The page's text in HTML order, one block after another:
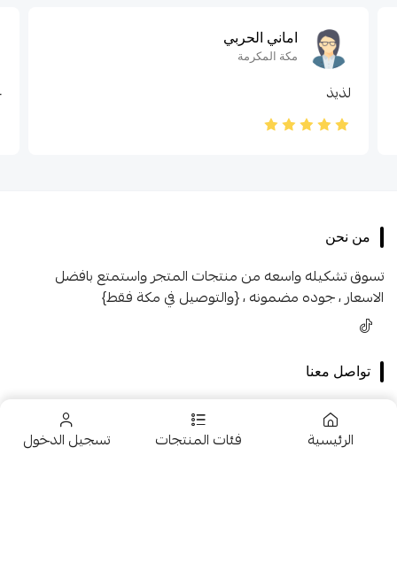
الرئيسية فئات المنتجات تسجيل الدخول
اماني الحربي
مكة المكرمة
لذيذ
من نحن
تسوق تشكيله واسعه من منتجات المتجر واستمتع بافضل
الاسعار ، جوده مضمونه ، {والتوصيل في مكة فقط}
تواصل معنا
+966546005231